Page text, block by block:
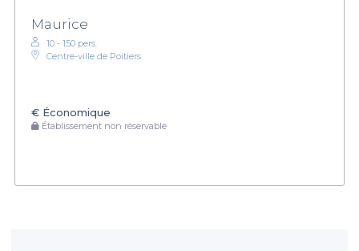
Maurice
10 - 150 pers.
Centre-ville de Poitiers
€ Économique
Établissement non réservable